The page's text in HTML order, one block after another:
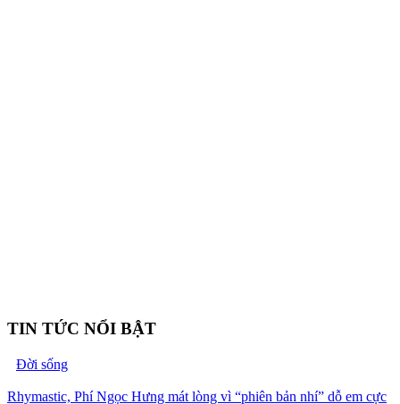
TIN TỨC NỔI BẬT
Đời sống
Rhymastic, Phí Ngọc Hưng mát lòng vì “phiên bản nhí” dỗ em cực